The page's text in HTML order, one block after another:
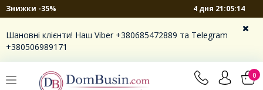
Знижки -35% 4 дня 21:05:14
Шановні клієнти! Наш Viber +380685472889 та Telegram
+380506989171
0